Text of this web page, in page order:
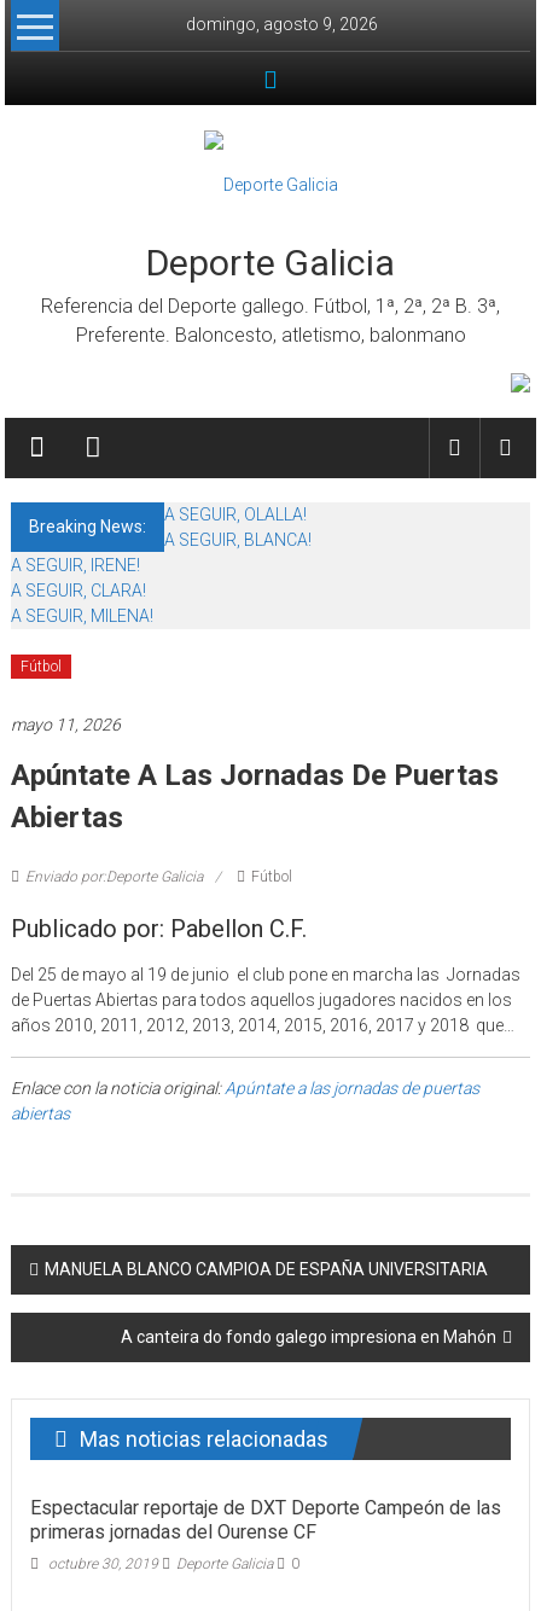
Skip to content
domingo, agosto 9, 2026
Deporte Galicia
Referencia del Deporte gallego. Fútbol, 1ª, 2ª, 2ª B. 3ª,
Preferente. Baloncesto, atletismo, balonmano
Breaking News:
A SEGUIR, OLALLA!
A SEGUIR, BLANCA!
A SEGUIR, IRENE!
A SEGUIR, CLARA!
A SEGUIR, MILENA!
Fútbol
mayo 11, 2026
Apúntate A Las Jornadas De Puertas
Abiertas
Enviado por:Deporte Galicia Fútbol
Publicado por: Pabellon C.F.
Del 25 de mayo al 19 de junio el club pone en marcha las Jornadas
de Puertas Abiertas para todos aquellos jugadores nacidos en los
años 2010, 2011, 2012, 2013, 2014, 2015, 2016, 2017 y 2018 que…
Enlace con la noticia original:Apúntate a las jornadas de puertas
abiertas
Post navigation
MANUELA BLANCO CAMPIOA DE ESPAÑA UNIVERSITARIA
A canteira do fondo galego impresiona en Mahón
Mas noticias relacionadas
Espectacular reportaje de DXT Deporte Campeón de las
primeras jornadas del Ourense CF
octubre 30, 2019 Deporte Galicia 0